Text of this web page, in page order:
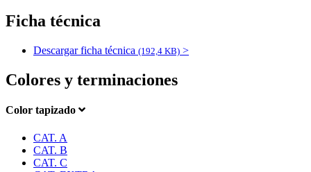
Ficha técnica
Descargar ficha técnica (192,4 KB) >
Colores y terminaciones
Color tapizado
CAT. A
CAT. B
CAT. C